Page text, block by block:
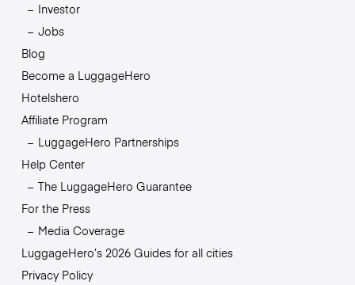
Investor
Jobs
Blog
Become a LuggageHero
Hotelshero
Affiliate Program
LuggageHero Partnerships
Help Center
The LuggageHero Guarantee
For the Press
Media Coverage
LuggageHero’s 2026 Guides for all cities
Privacy Policy